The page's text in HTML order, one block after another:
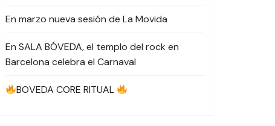
En marzo nueva sesión de La Movida
En SALA BÓVEDA, el templo del rock en
Barcelona celebra el Carnaval
BOVEDA CORE RITUAL